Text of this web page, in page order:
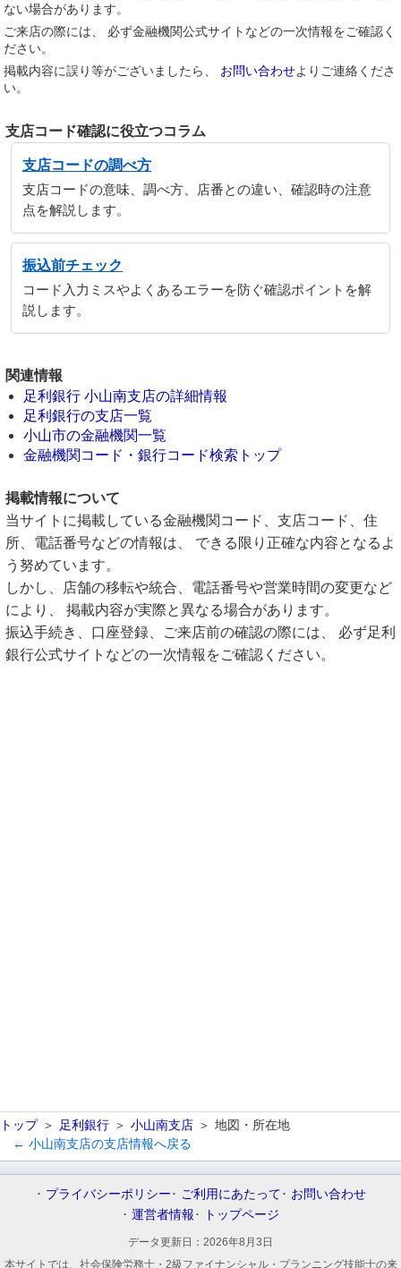
ない場合があります。
ご来店の際には、 必ず金融機関公式サイトなどの一次情報をご確認く
ださい。
掲載内容に誤り等がございましたら、 お問い合わせよりご連絡くださ
い。
支店コード確認に役立つコラム
支店コードの調べ方
支店コードの意味、調べ方、店番との違い、確認時の注意
点を解説します。
振込前チェック
コード入力ミスやよくあるエラーを防ぐ確認ポイントを解
説します。
関連情報
足利銀行 小山南支店の詳細情報
足利銀行の支店一覧
小山市の金融機関一覧
金融機関コード・銀行コード検索トップ
掲載情報について
当サイトに掲載している金融機関コード、支店コード、住
所、電話番号などの情報は、 できる限り正確な内容となるよ
う努めています。
しかし、店舗の移転や統合、電話番号や営業時間の変更など
により、 掲載内容が実際と異なる場合があります。
振込手続き、口座登録、ご来店前の確認の際には、 必ず足利
銀行公式サイトなどの一次情報をご確認ください。
トップ 足利銀行 小山南支店
地図・所在地
← 小山南支店の支店情報へ戻る
プライバシーポリシー ご利用にあたって
お問い合わせ
運営者情報
トップページ
データ更新日： 2026年8月3日
本サイトでは、社会保険労務士・2級ファイナンシャル・プランニング技能士の来